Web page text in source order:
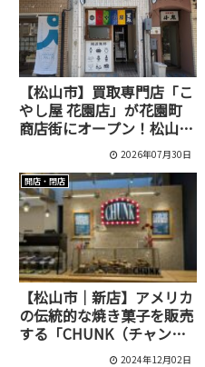
【松山市】買取専門店「こ
やし屋 花園店」が花園町
商店街にオープン！松山市
駅近くで査定無料2026年07月30日
開店・閉店
【松山市｜新店】アメリカ
の伝統的な焼き菓子を販売
する「CHUNK（チャン
ク）」がJR松山駅にオープ
2024年12月02日